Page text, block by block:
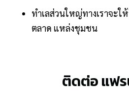
ทำเลส่วนใหญ่ทางเราจะ
ตลาด แหล่งชุมชน
ติดต่อ แฟ